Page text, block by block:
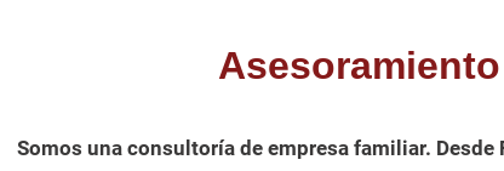
Somos una consultoría de empresa familiar.